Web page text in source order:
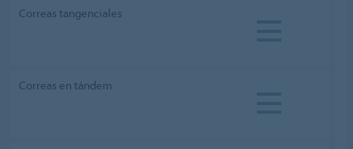
Correas tangenciales
Correas en tándem